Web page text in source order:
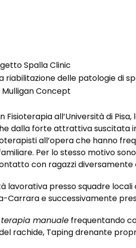
Spalla Clinic
riabilitazione delle patologie di
Concept
Fisioterapia all’Università di
dalla forte attrattiva suscitata
all’opera che hanno
Per lo stesso motivo
con ragazzi diversamente
lavorativa presso squadre
Carrara e successivamente
terapia manuale frequentando
rachide, Taping drenante